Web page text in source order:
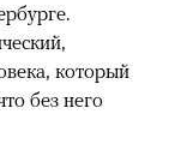
который
без него